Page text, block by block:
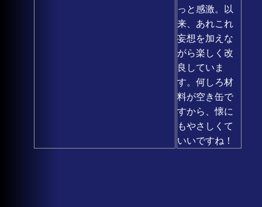
っと感激。以
来、あれこれ
妄想を加えな
がら楽しく改
良していま
す。何しろ材
料が空き缶で
すから、懐に
もやさしくて
いいですね！